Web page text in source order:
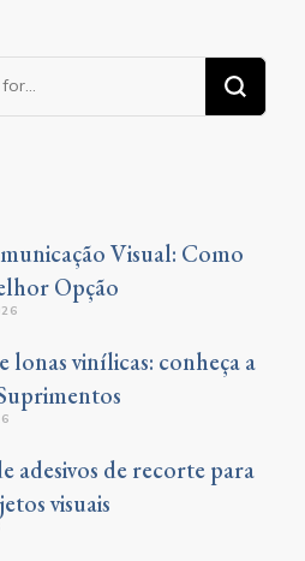
Visual: Como
Opção
lonas vinílicas: conheça a
adesivos de recorte para
visuais